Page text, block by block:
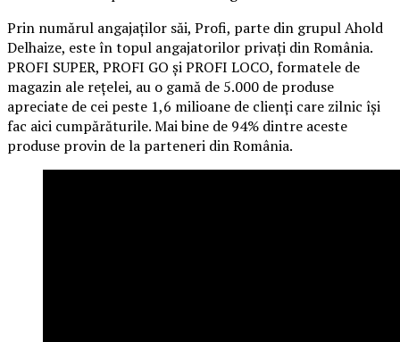
Prin numărul angajaților săi, Profi, parte din grupul Ahold
Delhaize, este în topul angajatorilor privați din România.
PROFI SUPER, PROFI GO și PROFI LOCO, formatele de
magazin ale rețelei, au o gamă de 5.000 de produse
apreciate de cei peste 1,6 milioane de clienți care zilnic își
fac aici cumpărăturile. Mai bine de 94% dintre aceste
produse provin de la parteneri din România.